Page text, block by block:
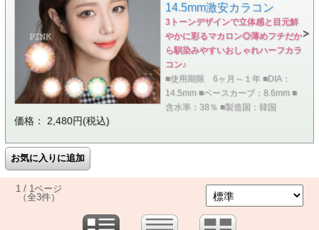
14.5mm激安カラコン
3トーンデザインで立体感と目元鮮
やかに彩るマカロン◎薄めフチだか
ら馴染みやすいおしゃれハーフカラ
コン♪
■使用期限 6ヶ月～１年 ■DIA：
14.5mm ■ベースカーブ：8.6mm ■
含水率：38％ ■製造国：韓国
価格： 2,480円(税込)
1 / 1ページ
（全3件）